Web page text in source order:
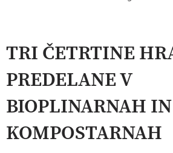
TRI ČETRTINE
PREDELANE V
BIOPLINARNAH IN
KOMPOSTARNAH